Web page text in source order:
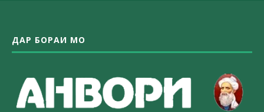
ДАР БОРАИ МО